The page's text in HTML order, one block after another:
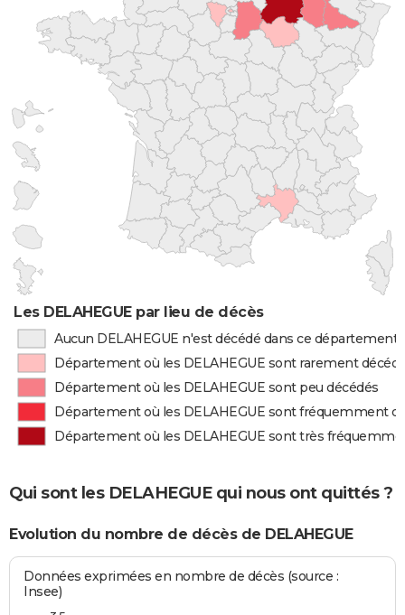
Les DELAHEGUE par lieu de décès
Aucun DELAHEGUE n'est décédé dans ce département
Département où les DELAHEGUE sont rarement
Département où les DELAHEGUE sont peu décédés
Département où les DELAHEGUE sont fréquemment
Département où les DELAHEGUE sont très
Qui sont les DELAHEGUE qui nous ont quittés ?
Evolution du nombre de décès de DELAHEGUE
Données exprimées en nombre de décès (source :
Insee)